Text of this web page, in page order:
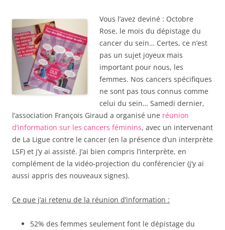
Vous l’avez deviné : Octobre
Rose, le mois du dépistage du
cancer du sein… Certes, ce n’est
pas un sujet joyeux mais
important pour nous, les
femmes. Nos cancers spécifiques
ne sont pas tous connus comme
celui du sein… Samedi dernier,
l’association François Giraud a organisé une réunion
d’information sur les cancers féminins, avec un intervenant
de La Ligue contre le cancer (en la présence d’un interprète
LSF) et j’y ai assisté. J’ai bien compris l’interprète, en
complément de la vidéo-projection du conférencier (j’y ai
aussi appris des nouveaux signes).
Ce que j’ai retenu de la réunion d’information :
52% des femmes seulement font le dépistage du